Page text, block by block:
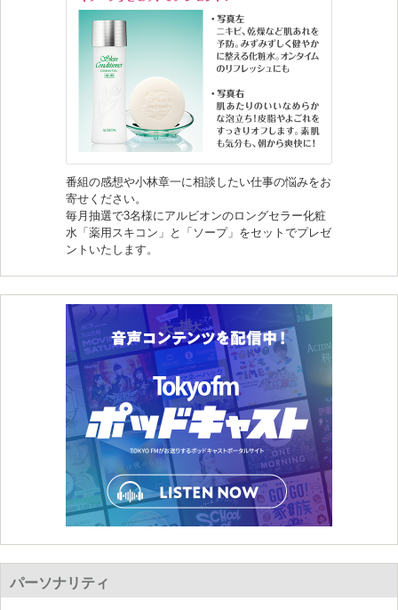
番組の感想や小林章一に相談したい仕事の悩みをお
寄せください。
毎月抽選で3名様にアルビオンのロングセラー化粧
水「薬用スキコン」と「ソープ」をセットでプレゼ
ントいたします。
パーソナリティ